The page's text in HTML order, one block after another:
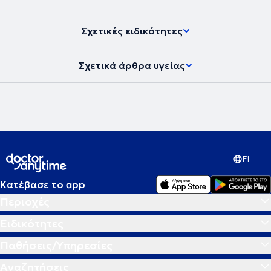
Σχετικές ειδικότητες
Σχετικά άρθρα υγείας
EL
Κατέβασε το app